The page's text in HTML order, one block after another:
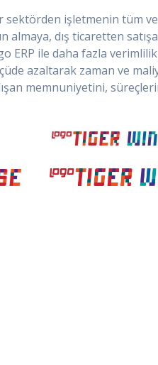
sektörden işletmenin tüm
almaya, dış ticaretten
ERP ile daha fazla
azaltarak zaman ve
memnuniyetini,